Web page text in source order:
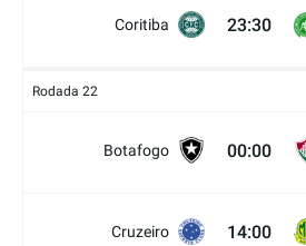
Coritiba 23:30
Rodada 22
Botafogo 00:00
Cruzeiro 14:00